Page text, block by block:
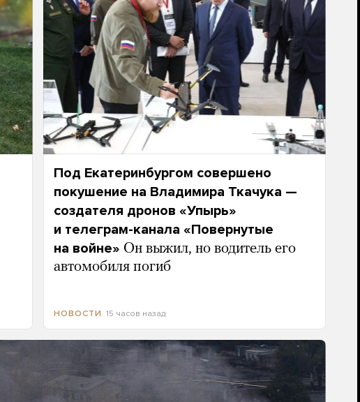
Под Екатеринбургом совершено
покушение на Владимира Ткачука —
создателя дронов «Упырь»
и телеграм-канала «Повернутые
на войне» Он выжил, но водитель его
автомобиля погиб
НОВОСТИ 15 часов назад